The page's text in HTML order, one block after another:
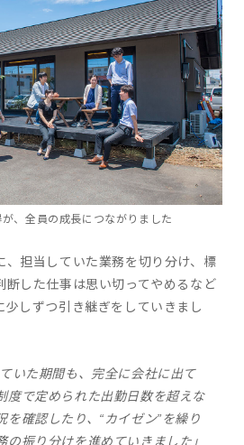
、全員の成長につながりました
、担当していた業務を切り分け、標
断した仕事は思い切ってやめるなど
少しずつ引き継ぎをしていきまし
いた期間も、完全に会社に出て
度で定められた出勤日数を超えな
を確認したり、“カイゼン”を繰り
の振り分けを進めていきました」